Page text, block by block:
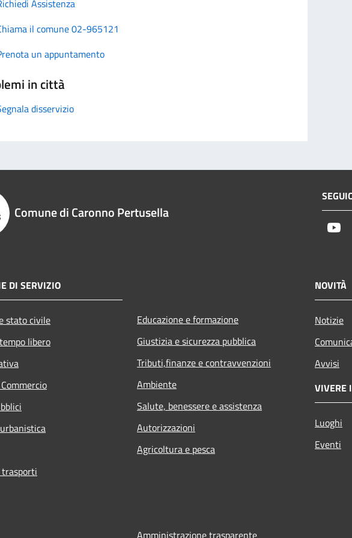
Assistenza
il comune 02-965121
un appuntamento
in città
disservizio
Comune di Caronno Pertusella
DI SERVIZIO
stato civile
libero
Educazione e formazione
Giustizia e sicurezza pubblica
Tributi,finanze e contravvenzioni
Ambiente
Salute, benessere e assistenza
Autorizzazioni
Agricoltura e pesca
NOVITÀ
Notizie
Avvisi
VIVERE
Luoghi
Eventi
Amministrazione trasparente